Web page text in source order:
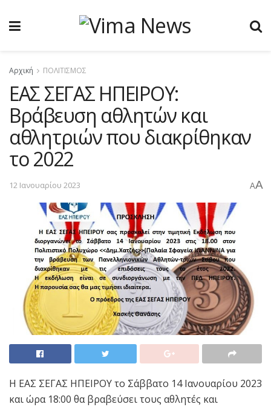
Αρχική ΠΟΛΙΤΙΣΜΟΣ
ΕΑΣ ΣΕΓΑΣ ΗΠΕΙΡΟΥ:
Bράβευση αθλητών και
αθλητριών που διακρίθηκαν
το 2022
12 Ιανουαρίου 2023 AA
Η ΕΑΣ ΣΕΓΑΣ ΗΠΕΙΡΟΥ το Σάββατο 14 Ιανουαρίου 2023
και ώρα 18:00 θα βραβεύσει τους αθλητές και